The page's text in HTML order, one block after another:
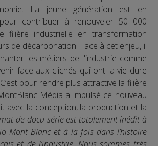
La jeune génération est en
contribuer à renouveler 50 000
filière industrielle en transformation
de décarbonation. Face à cet enjeu, il
les métiers de l'industrie comme
face aux clichés qui ont la vie dure
pour rendre plus attractive la filière
Média a impulsé ce nouveau
avec la conception, la production et la
de docu-série est totalement inédit à
Mont Blanc et à la fois dans l’histoire